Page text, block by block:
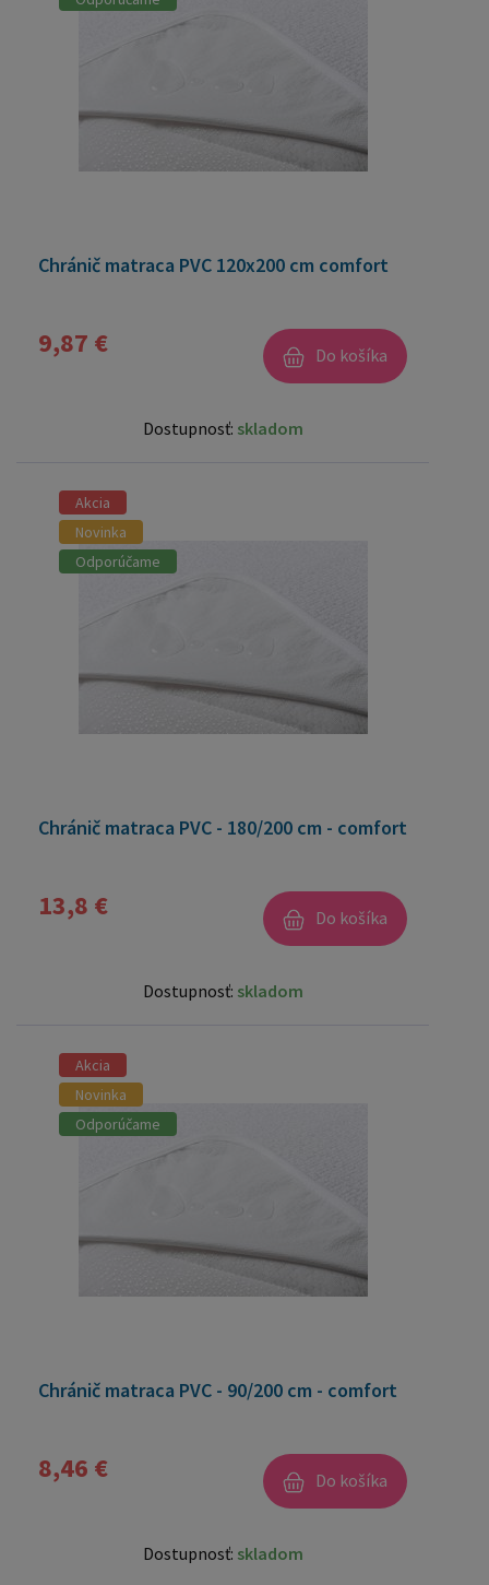
Chránič matraca PVC 120x200 cm comfort
9,87 € Do košíka
Dostupnosť: skladom
Akcia
Novinka
Odporúčame
Chránič matraca PVC - 180/200 cm - comfort
13,8 € Do košíka
Dostupnosť: skladom
Akcia
Novinka
Odporúčame
Chránič matraca PVC - 90/200 cm - comfort
8,46 € Do košíka
Dostupnosť: skladom